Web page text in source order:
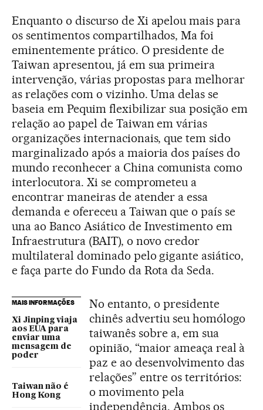
Enquanto o discurso de Xi apelou mais para
os sentimentos compartilhados, Ma foi
eminentemente prático. O presidente de
Taiwan apresentou, já em sua primeira
intervenção, várias propostas para melhorar
as relações com o vizinho. Uma delas se
baseia em Pequim flexibilizar sua posição em
relação ao papel de Taiwan em várias
organizações internacionais, que tem sido
marginalizado após a maioria dos países do
mundo reconhecer a China comunista como
interlocutora. Xi se comprometeu a
encontrar maneiras de atender a essa
demanda e ofereceu a Taiwan que o país se
una ao Banco Asiático de Investimento em
Infraestrutura (BAIT), o novo credor
multilateral dominado pelo gigante asiático,
e faça parte do Fundo da Rota da Seda.
MAIS INFORMAÇÕES
Xi Jinping viaja
aos EUA para
enviar uma
mensagem de
poder
Taiwan não é
Hong Kong
No entanto, o presidente
chinês advertiu seu homólogo
taiwanês sobre a, em sua
opinião, “maior ameaça real à
paz e ao desenvolvimento das
relações” entre os territórios:
o movimento pela
independência. Ambos os